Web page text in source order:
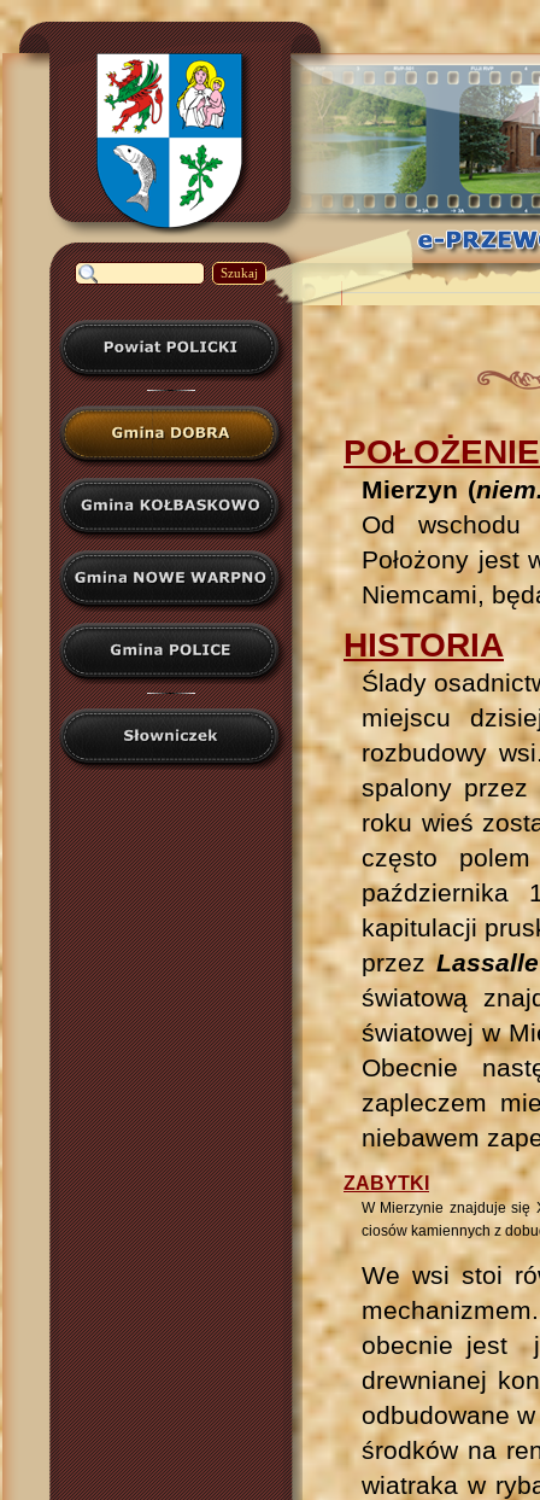
Szukaj
POŁOŻENIE
Mierzyn (
Od wschodu
Położony jest
Niemcami,
HISTORIA
Ślady
miejscu
rozbudowy
spalony przez
roku wieś
często
października
kapitulacji
przez
światową
światowej w
Obecnie
zapleczem
niebawem
ZABYTKI
W Mierzynie znajduje się
ciosów kamiennych z
We wsi stoi
obecnie jest
drewnianej
odbudowane
środków na
wiatraka w